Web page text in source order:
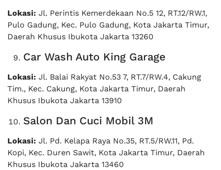
Lokasi: Jl. Perintis Kemerdekaan No.5 12, RT.12/RW.1,
Pulo Gadung, Kec. Pulo Gadung, Kota Jakarta Timur,
Daerah Khusus Ibukota Jakarta 13260
Car Wash Auto King Garage
Lokasi: Jl. Balai Rakyat No.53 7, RT.7/RW.4, Cakung
Tim., Kec. Cakung, Kota Jakarta Timur, Daerah
Khusus Ibukota Jakarta 13910
Salon Dan Cuci Mobil 3M
Lokasi: Jl. Pd. Kelapa Raya No.35, RT.5/RW.11, Pd.
Kopi, Kec. Duren Sawit, Kota Jakarta Timur, Daerah
Khusus Ibukota Jakarta 13460